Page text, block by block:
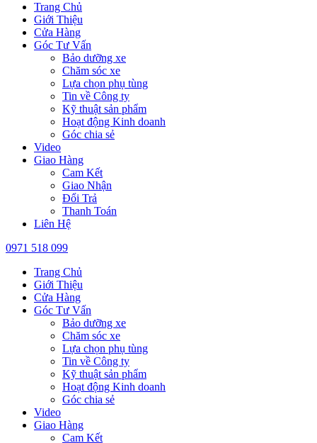
Trang Chủ
Giới Thiệu
Cửa Hàng
Góc Tư Vấn
Bảo dưỡng xe
Chăm sóc xe
Lựa chọn phụ tùng
Tin về Công ty
Kỹ thuật sản phẩm
Hoạt động Kinh doanh
Góc chia sẻ
Video
Giao Hàng
Cam Kết
Giao Nhận
Đổi Trả
Thanh Toán
Liên Hệ
0971 518 099
Trang Chủ
Giới Thiệu
Cửa Hàng
Góc Tư Vấn
Bảo dưỡng xe
Chăm sóc xe
Lựa chọn phụ tùng
Tin về Công ty
Kỹ thuật sản phẩm
Hoạt động Kinh doanh
Góc chia sẻ
Video
Giao Hàng
Cam Kết